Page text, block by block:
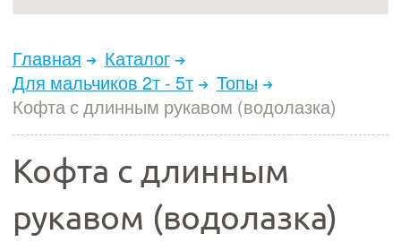
Главная
Каталог
Для мальчиков 2т - 5т
Топы
Кофта с длинным рукавом (водолазка)
Кофта с длинным
рукавом (водолазка)